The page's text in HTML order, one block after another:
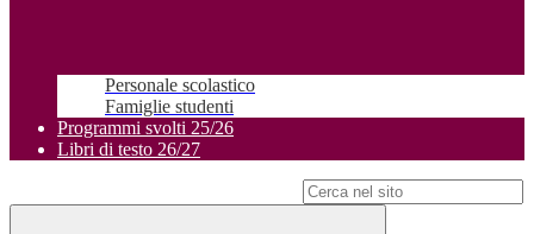
Personale scolastico
Famiglie studenti
Programmi svolti 25/26
Libri di testo 26/27